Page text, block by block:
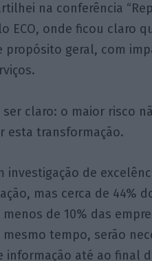
na conferência
ECO, onde ficou claro
geral, com
claro: o maior risco
esta transformação.
investigação de
mas cerca de 44%
de 10% das
tempo, serão
até ao final